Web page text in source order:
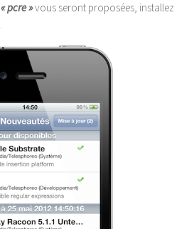
« pcre »vous seront proposées, installez
.